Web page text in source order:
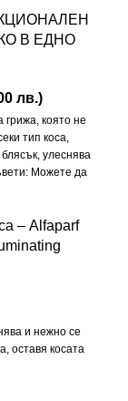
В ЕДНО
лв.)
грижа, която не
тип коса,
улеснява
Можете да
на слънце.
лягане като
използване на
повече
– Alfaparf
и нежно се
оставя косата